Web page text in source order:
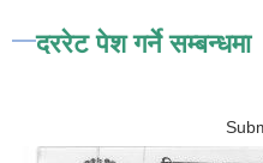
दररेट पेश गर्ने सम्बन्धमा